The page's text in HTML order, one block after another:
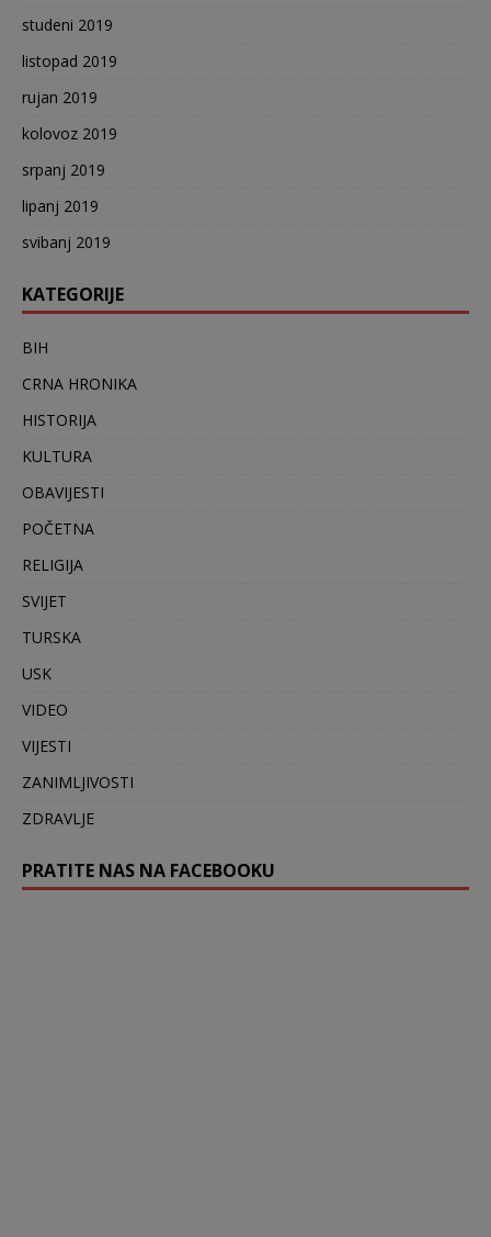
studeni 2019
listopad 2019
rujan 2019
kolovoz 2019
srpanj 2019
lipanj 2019
svibanj 2019
KATEGORIJE
BIH
CRNA HRONIKA
HISTORIJA
KULTURA
OBAVIJESTI
POČETNA
RELIGIJA
SVIJET
TURSKA
USK
VIDEO
VIJESTI
ZANIMLJIVOSTI
ZDRAVLJE
PRATITE NAS NA FACEBOOKU